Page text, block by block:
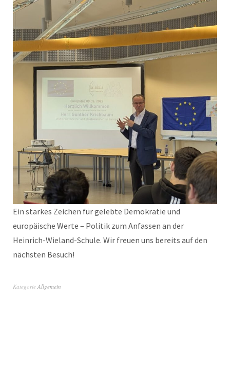
Ein starkes Zeichen für gelebte Demokratie und
europäische Werte – Politik zum Anfassen an der
Heinrich-Wieland-Schule. Wir freuen uns bereits auf den
nächsten Besuch!
Kategorie Allgemein